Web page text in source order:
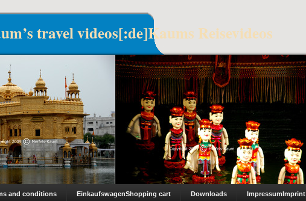
travel videos[:de]Kaums Reisevideos
and conditions EinkaufswagenShopping cart Downloads ImpressumImprint